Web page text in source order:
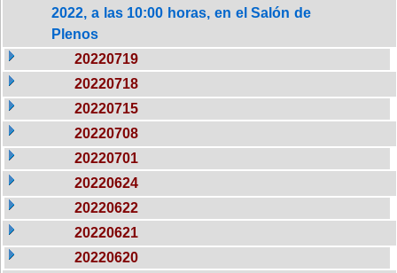
2022, a las 10:00 horas, en el Salón de
Plenos
20220719
20220718
20220715
20220708
20220701
20220624
20220622
20220621
20220620